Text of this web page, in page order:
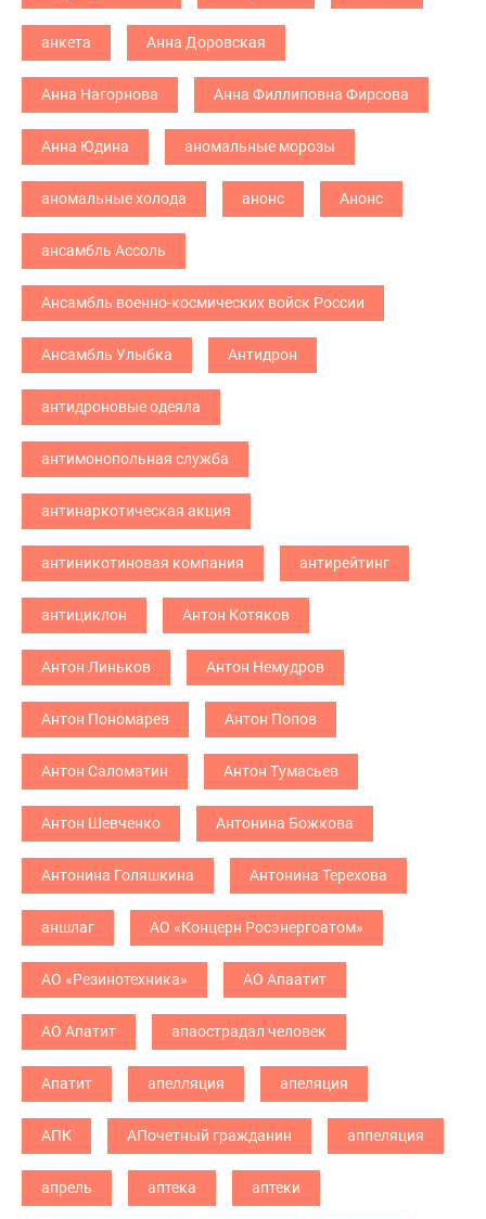
анкета Анна Доровская
Анна Нагорнова Анна Филлиповна Фирсова
Анна Юдина аномальные морозы
аномальные холода анонс Анонс
ансамбль Ассоль
Ансамбль военно-космических войск России
Ансамбль Улыбка Антидрон
антидроновые одеяла
антимонопольная служба
антинаркотическая акция
антиникотиновая компания антирейтинг
антициклон Антон Котяков
Антон Линьков Антон Немудров
Антон Пономарев Антон Попов
Антон Саломатин Антон Тумасьев
Антон Шевченко Антонина Божкова
Антонина Голяшкина Антонина Терехова
аншлаг АО «Концерн Росэнергоатом»
АО «Резинотехника» АО Апаатит
АО Апатит апаострадал человек
Апатит апелляция апеляция
АПК АПочетный гражданин аппеляция
апрель аптека аптеки